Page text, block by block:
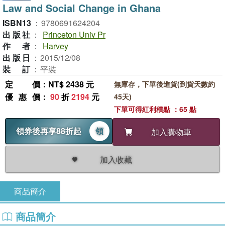
Law and Social Change in Ghana
ISBN13 ： 9780691624204
出版社 ：
Princeton Univ Pr
作者 ：
Harvey
出版日 ： 2015/12/08
裝訂 ： 平裝
定價 ：NT$ 2438 元
優惠價 ： 90折2194 元
領券後再享88折起 領 加入購物車
加入收藏
無庫存，下單後進貨(到貨天數約
45天)
下單可得紅利積點 ：65 點
商品簡介
商品簡介